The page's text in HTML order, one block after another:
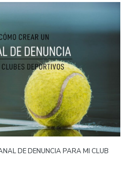
DE DENUNCIA PARA MI CLUB